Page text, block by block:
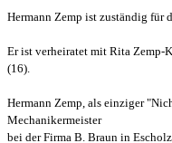
Hermann Zemp ist zuständig für
Er ist verheiratet mit Rita Zemp-
(16).
Hermann Zemp, als einziger
Mechanikermeister
bei der Firma B. Braun in